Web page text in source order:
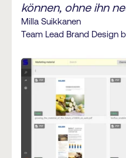
können, ohne ihn
Milla Suikkanen
Team Lead Brand Design